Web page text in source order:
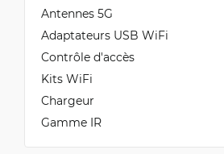
Antennes 5G
Adaptateurs USB WiFi
Contrôle d'accès
Kits WiFi
Chargeur
Gamme IR